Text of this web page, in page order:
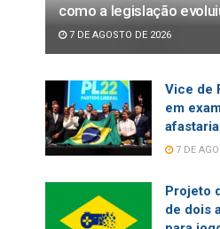
como a legislação
7 DE AGOSTO DE 2026
Vice de
em
7 DE
Projeto
de dois